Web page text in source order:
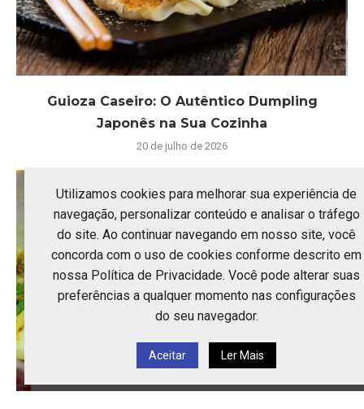
Guioza Caseiro: O Autêntico Dumpling
Japonês na Sua Cozinha
20 de julho de 2026
Utilizamos cookies para melhorar sua experiência de
navegação, personalizar conteúdo e analisar o tráfego
do site. Ao continuar navegando em nosso site, você
concorda com o uso de cookies conforme descrito em
nossa Política de Privacidade. Você pode alterar suas
preferências a qualquer momento nas configurações
do seu navegador.
Aceitar Ler Mais